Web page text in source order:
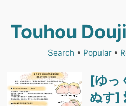
Touhou
Search • Popular•
[ゆっ
ぬす]